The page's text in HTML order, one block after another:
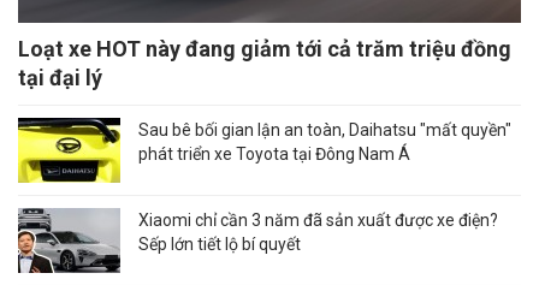
Loạt xe HOT này đang giảm tới cả trăm triệu đồng
tại đại lý
Sau bê bối gian lận an toàn, Daihatsu "mất quyền"
phát triển xe Toyota tại Đông Nam Á
Xiaomi chỉ cần 3 năm đã sản xuất được xe điện?
Sếp lớn tiết lộ bí quyết